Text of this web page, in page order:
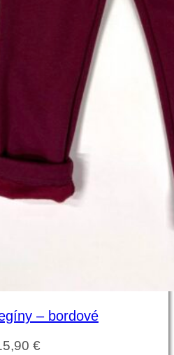
– bordové
€